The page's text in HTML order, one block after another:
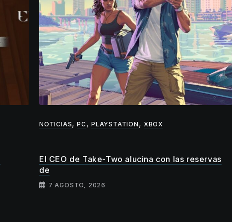
NOTICIAS,PC,PLAYSTATION , XBOX
El CEO de Take-Two alucina con las reservas
de
7 AGOSTO, 2026